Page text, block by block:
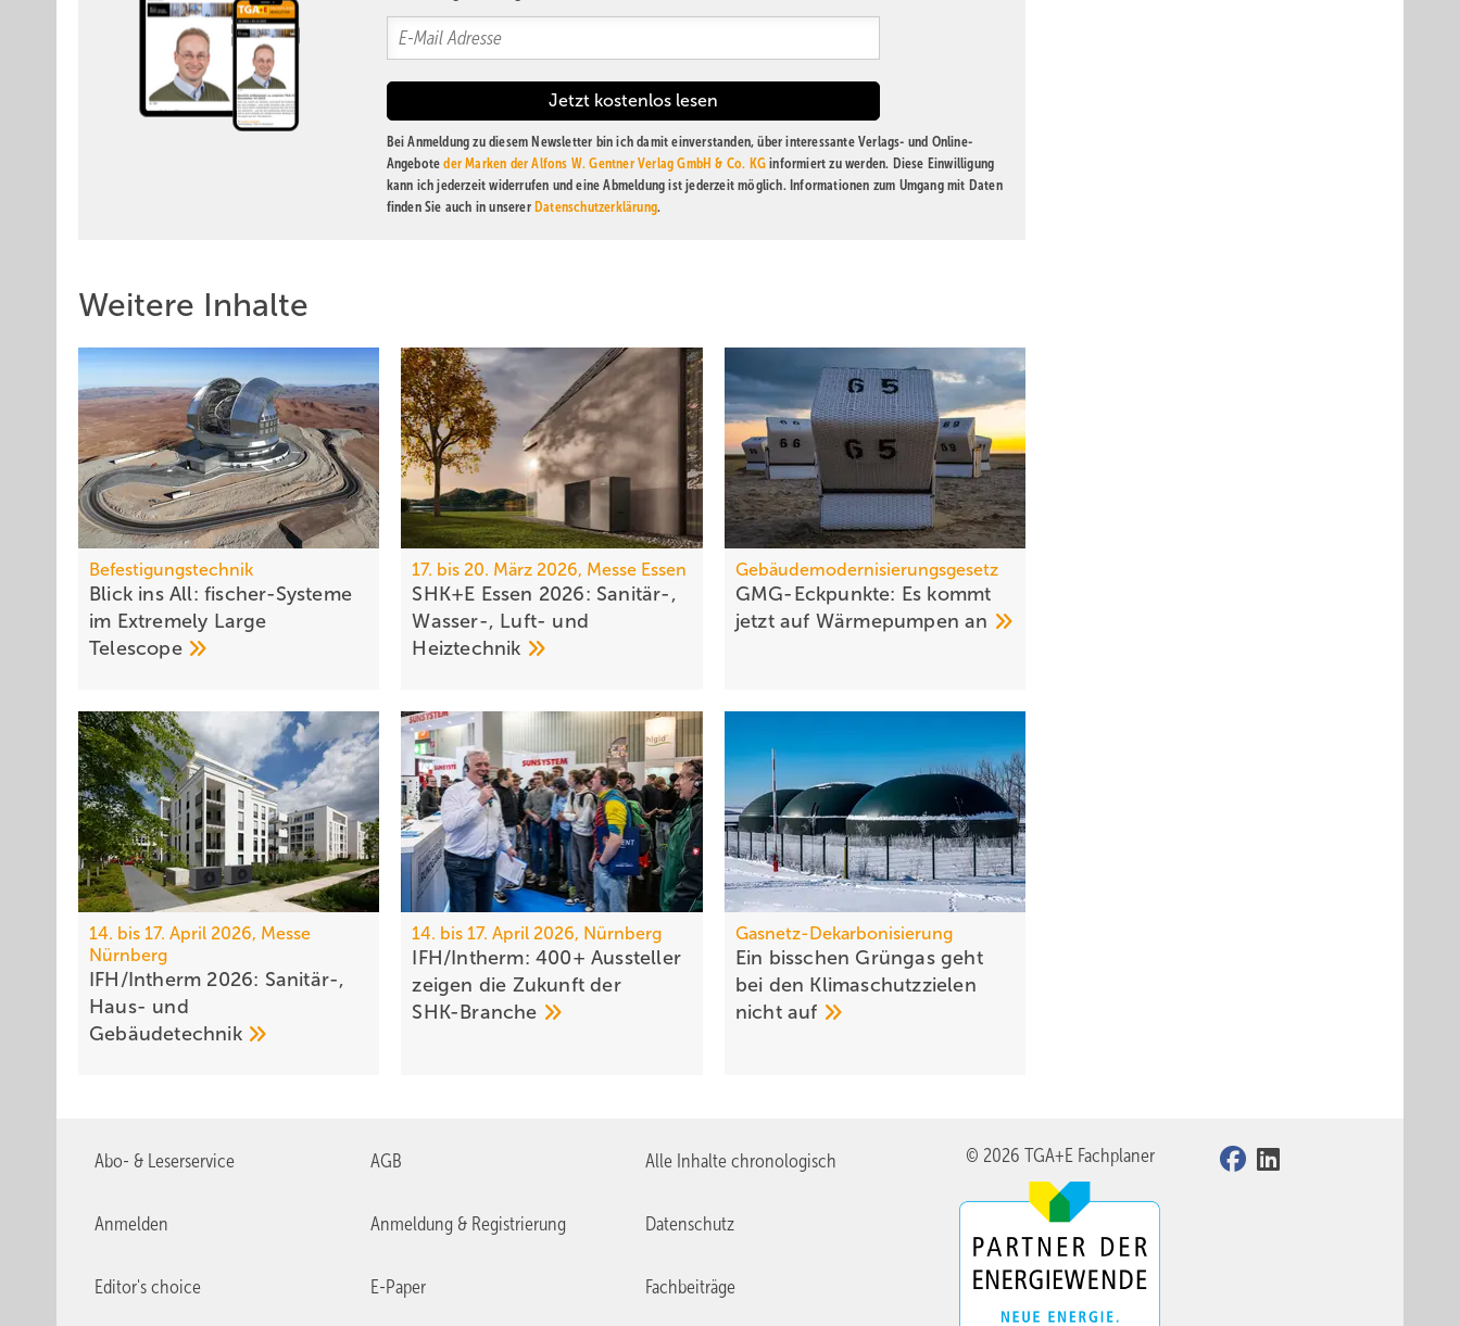
Bei Anmeldung zu diesem Newsletter bin ich damit einverstanden, über interessante Verlags- und Online-
Angeboteder Marken der Alfons W. Gentner Verlag GmbH & Co. KG informiert zu werden. Diese Einwilligung
kann ich jederzeit widerrufen und eine Abmeldung ist jederzeit möglich. Informationen zum Umgang mit Daten
finden Sie auch in unserer Datenschutzerklärung.
Weitere Inhalte
Befestigungstechnik
Blick ins All: fischer-Sys­te­me
im Ex­treme­ly Large
Te­le­scope
17. bis 20. März 2026, Messe Essen
SHK+E Essen 2026: Sanitär-,
Wasser-, Luft- und
Heiztechnik
Gebäudemodernisierungsgesetz
GMG-Eckpunkte: Es kommt
jetzt auf Wärmepumpenan
14. bis 17. April 2026, Messe
Nürnberg
IFH/Intherm 2026: Sanitär-,
Haus- und
Ge­bäu­de­tech­nik
14. bis 17. April 2026, Nürnberg
IFH/Intherm: 400+ Aus­stel­ler
zei­gen die Zu­kunft der
SHK-Branche
Gasnetz-Dekarbonisierung
Ein bisschen Grüngas geht
bei den Klima­schutz­zielen
nichtauf
Abo- & Leserservice AGB Alle Inhalte chronologisch
Anmelden Anmeldung & Registrierung Datenschutz
Editor's choice E-Paper Fachbeiträge
© 2026 TGA+E Fachplaner